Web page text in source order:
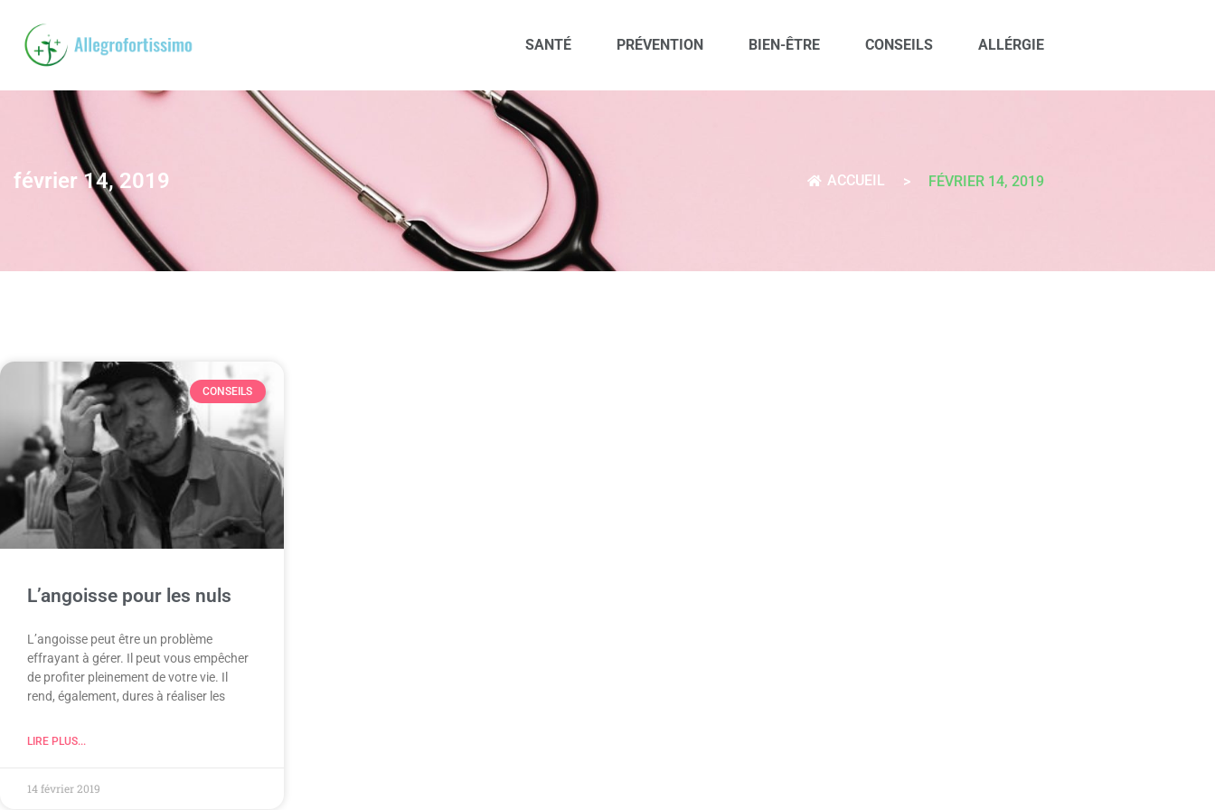
SANTÉ PRÉVENTION BIEN-ÊTRE CONSEILS ALLÉRGIE
février 14, 2019 ACCUEIL > FÉVRIER 14, 2019
CONSEILS
L’angoisse pour les nuls
L’angoisse peut être un problème
effrayant à gérer. Il peut vous empêcher
de profiter pleinement de votre vie. Il
rend, également, dures à réaliser les
LIRE PLUS...
14 février 2019